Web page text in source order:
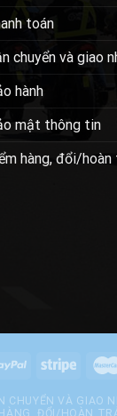
toán
chuyển và giao
hành
mật thông tin
hàng, đổi/hoàn
CHUYỂN VÀ GIAO